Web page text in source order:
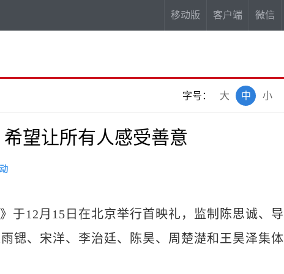
移动版 客户端 微信
字号： 小
中
大
望让所有人感受善意
于12月15日在北京举行首映礼，监制陈思诚、导
锶、宋洋、李治廷、陈昊、周楚濋和王昊泽集体